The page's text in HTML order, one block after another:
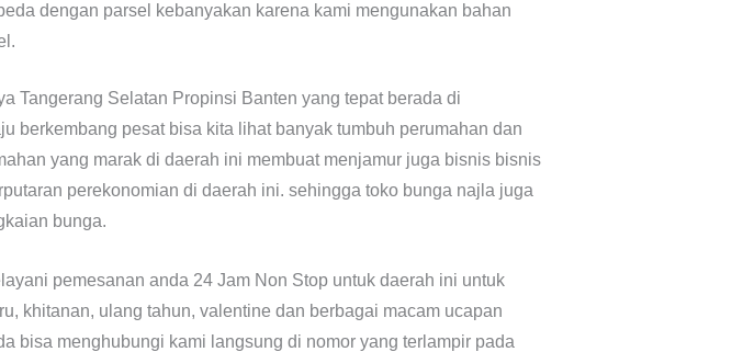
dengan parsel kebanyakan karena kami mengunakan bahan
Tangerang Selatan Propinsi Banten yang tepat berada di
berkembang pesat bisa kita lihat banyak tumbuh perumahan dan
yang marak di daerah ini membuat menjamur juga bisnis bisnis
perekonomian di daerah ini. sehingga toko bunga najla juga
bunga.
pemesanan anda 24 Jam Non Stop untuk daerah ini untuk
khitanan, ulang tahun, valentine dan berbagai macam ucapan
bisa menghubungi kami langsung di nomor yang terlampir pada